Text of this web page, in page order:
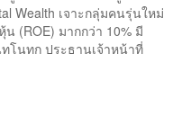
Wealth เจาะกลุ่มคนรุ่นใหม่
(ROE) มากกว่า 10% มี
โนทก ประธานเจ้าหน้าที่